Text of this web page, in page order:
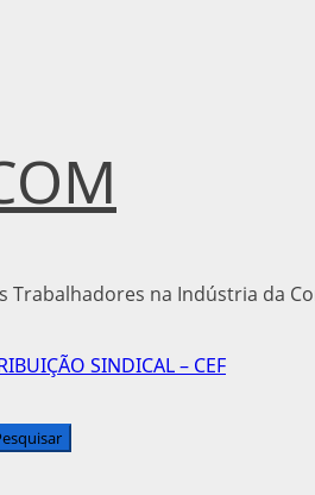
Trabalhadores na Indústria da
SINDICAL – CEF